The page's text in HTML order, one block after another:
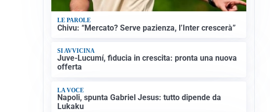
LE PAROLE
Chivu: “Mercato? Serve pazienza, l’Inter crescerà”
SI AVVICINA
Juve-Lucumí, fiducia in crescita: pronta una nuova
offerta
LA VOCE
Napoli, spunta Gabriel Jesus: tutto dipende da
Lukaku